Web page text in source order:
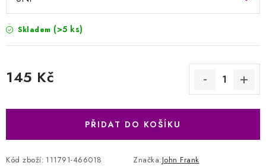
Skladem (>5 ks)
145 Kč
PŘIDAT DO KOŠÍKU
Kód zboží: 111791-466018 Značka:John Frank